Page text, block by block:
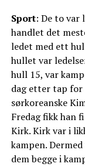
Sport: De to var
handlet det
ledet med ett
hullet var
hull 15, var
dag etter tap for
sørkoreanske
Fredag fikk han
Kirk. Kirk var i
kampen.
dem begge i